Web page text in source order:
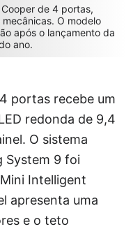
de 4 portas,
O modelo
após o lançamento da
ano.
portas recebe um
redonda de 9,4
O sistema
System 9 foi
Intelligent
apresenta uma
e o teto